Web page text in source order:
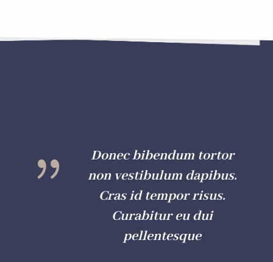
{
Donec bibendum tortor
non vestibulum dapibus.
Cras id tempor risus.
Curabitur eu dui
pellentesque